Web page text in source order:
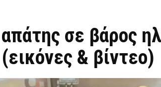
σε βάρος
& βίντεο)